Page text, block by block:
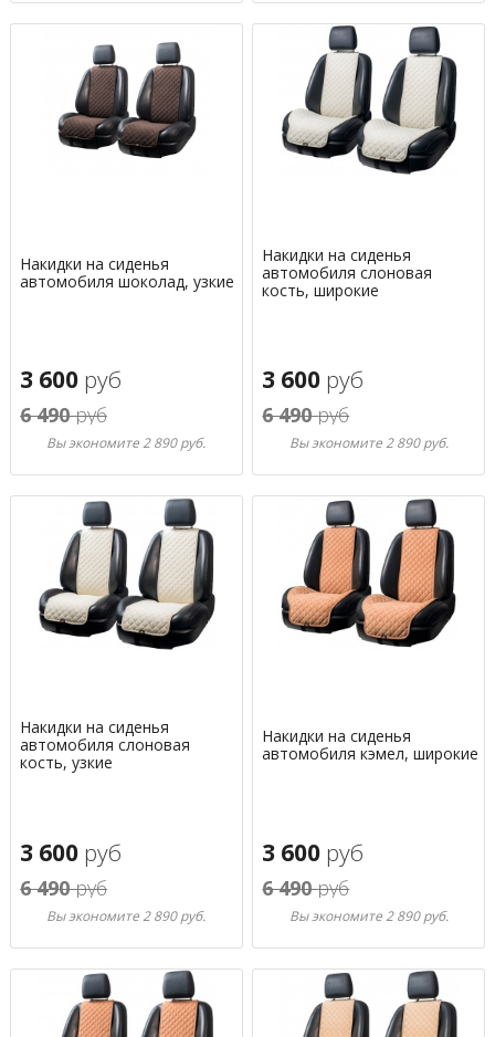
Накидки на сиденья
автомобиля шоколад, узкие
3 600 руб
6 490руб
Вы экономите 2 890 руб.
Накидки на сиденья
автомобиля слоновая
кость, широкие
3 600 руб
6 490руб
Вы экономите 2 890 руб.
Накидки на сиденья
автомобиля слоновая
кость, узкие
3 600 руб
6 490руб
Вы экономите 2 890 руб.
Накидки на сиденья
автомобиля кэмел, широкие
3 600 руб
6 490руб
Вы экономите 2 890 руб.